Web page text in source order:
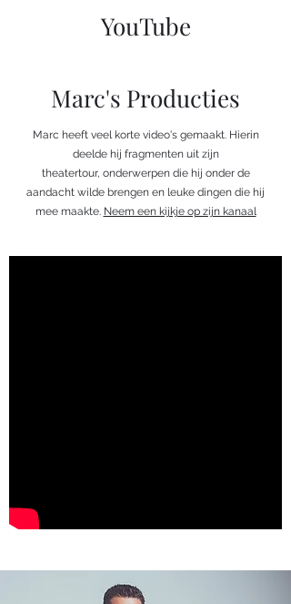
YouTube
Marc's Producties
Marc heeft veel korte video's gemaakt. Hierin
deelde hij fragmenten uit zijn
theatertour, onderwerpen die hij onder de
aandacht wilde brengen en leuke dingen die hij
mee maakte. Neem een kijkje op zijn kanaal